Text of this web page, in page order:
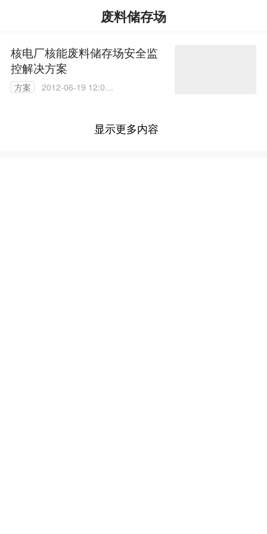
废料储存场
核电厂核能废料储存场安全监
控解决方案
方案
2012-06-19 12:03:
显示更多内容